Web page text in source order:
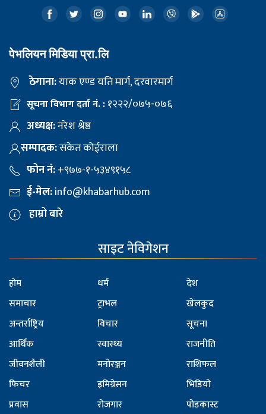
पेभलियन मिडिया प्रा.लि
ठेगाना:याक एण्ड यति मार्ग, दरवारमार्ग
सूचना विभाग दर्ता नं. :१२२२/०७५-०७६
अध्यक्ष:नरेश श्रेष्ठ
सम्पादक:संकेत कोईराला
फोन नं:+९७७-१-५३४९१५८
ई-मेल:info@khabarhub.com
हाम्रो बारे
साइट नेविगेशन
होम
समाचार
अन्तर्राष्ट्रिय
आर्थिक
जीवनशैली
फिचर
प्रवास
धर्म
ट्राभल
विचार
स्वास्थ्य
मनोरञ्जन
इमिग्रेसन
रोजगार
देश
खेलकुद
सूचना
राजनीति
राशिफल
भिडियो
पोडकास्ट